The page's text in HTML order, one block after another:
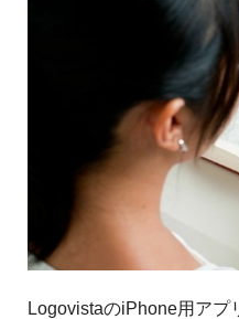
LogovistaのiPhone用アプ